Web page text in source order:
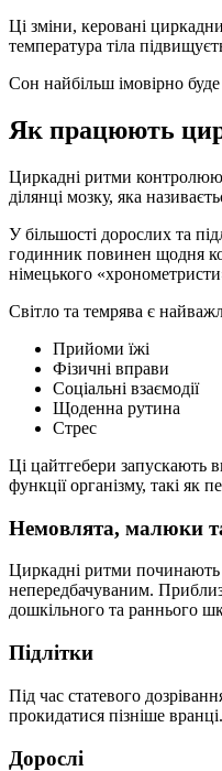
Ці зміни, керовані
температура тіла
Сон найбільш імовірно
Як працюють
Циркадні ритми
ділянці мозку, яка
У більшості дорослих та
годинник повинен щодня
німецького
Світло та темрява є
Прийоми їжі
Фізичні вправи
Соціальні взаємодії
Щоденна рутина
Стрес
Ці цайтгебери запускають
функції організму, такі як
Немовлята, малюки
Циркадні ритми починають
непередбачуваним.
дошкільного та раннього
Підлітки
Під час статевого
прокидатися пізніше
Дорослі